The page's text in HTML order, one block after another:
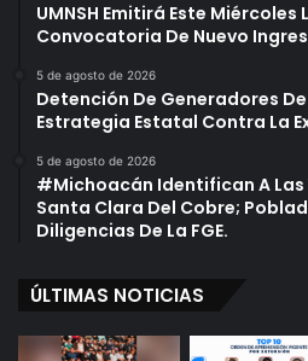
UMNSH Emitirá Este Miércoles
Convocatoria De Nuevo
5 de agosto de 2026
Detención De Generadores
Estrategia Estatal Contra La
5 de agosto de 2026
#Michoacán Identifican A Las
Santa Clara Del Cobre;
Diligencias De La FGE.
ÚLTIMAS NOTICIAS